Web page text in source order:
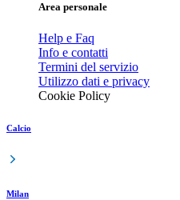
Area personale
Help e Faq
Info e contatti
Termini del servizio
Utilizzo dati e privacy
Cookie Policy
Calcio
Milan